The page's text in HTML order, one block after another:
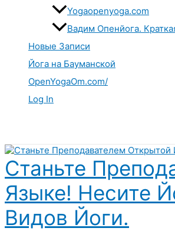
Yogaopenyoga.com
Вадим Опенйога.
Новые Записи
Йога на Бауманской
OpenYogaOm.com/
Log In
Станьте
Языке! Несите
Видов Йоги.